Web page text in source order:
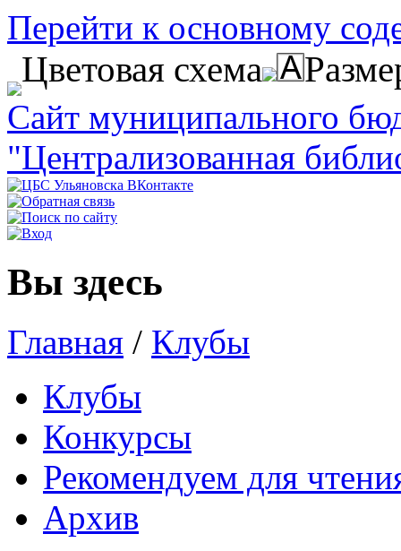
Перейти к основному
Цветовая схема
Сайт муниципального
"Централизованная
Вы здесь
Главная / Клубы
Клубы
Конкурсы
Рекомендуем для
Архив